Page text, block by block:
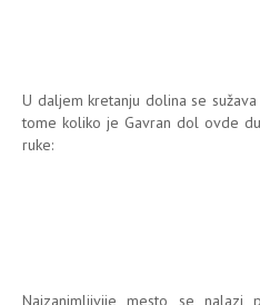
U daljem kretanju dolina se
tome koliko je Gavran dol ovde
ruke:
Najzanimljivije mesto se nalazi